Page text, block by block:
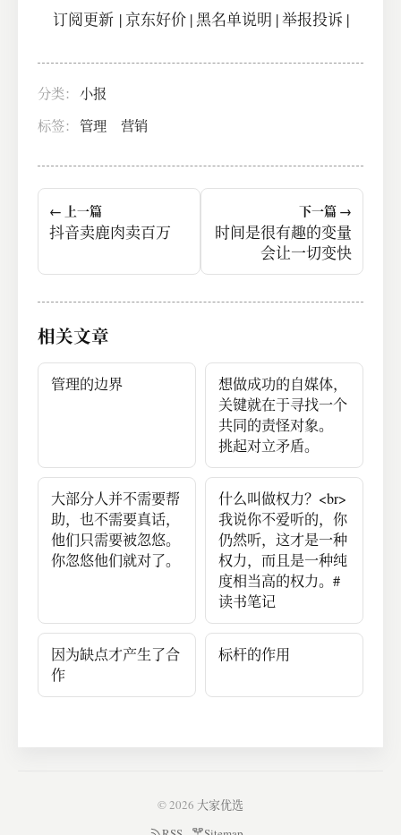
订阅更新| 京东好价|黑名单说明 |举报投诉 |
分类： 小报
标签： 管理 营销
← 上一篇
抖音卖鹿肉卖百万
下一篇 →
时间是很有趣的变量
会让一切变快
相关文章
管理的边界
想做成功的自媒体，
关键就在于寻找一个
共同的责怪对象。
挑起对立矛盾。
大部分人并不需要帮
助，也不需要真话，
他们只需要被忽悠。
你忽悠他们就对了。
什么叫做权力？<br>
我说你不爱听的，你
仍然听，这才是一种
权力，而且是一种纯
度相当高的权力。#
读书笔记
因为缺点才产生了合
作
标杆的作用
© 2026 大家优选